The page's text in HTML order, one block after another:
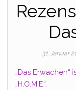
31. Januar
„Das
„H.O.M.E.“.